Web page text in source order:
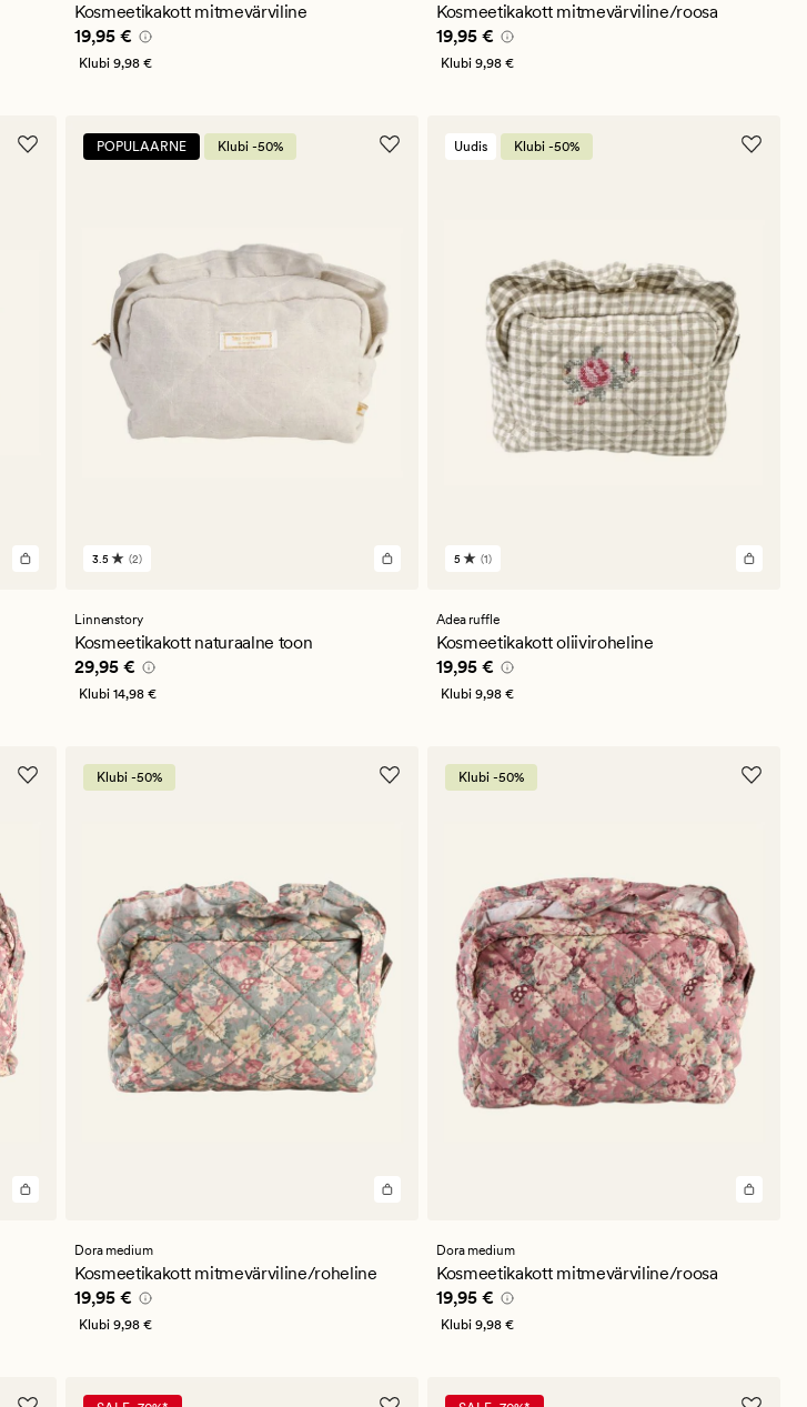
Kosmeetikakott mitmevärviline
Pris_ee 19,95 €
19,95 €
Klubi 9,98 €
Kosmeetikakott mitmevärviline/roosa
Pris_ee 19,95 €
19,95 €
Klubi 9,98 €
POPULAARNE Klubi -50%
2
hinnanguga
3.5
3.5 (2)
Linnenstory
Kosmeetikakott naturaalne toon
Pris_ee 29,95 €
29,95 €
Klubi 14,98 €
Uudis Klubi -50%
1
hinnanguga
5
5 (1)
Adea ruffle
Kosmeetikakott oliiviroheline
Pris_ee 19,95 €
19,95 €
Klubi 9,98 €
Klubi -50%
Dora medium
Kosmeetikakott mitmevärviline/roheline
Pris_ee 19,95 €
19,95 €
Klubi 9,98 €
Klubi -50%
Dora medium
Kosmeetikakott mitmevärviline/roosa
Pris_ee 19,95 €
19,95 €
Klubi 9,98 €